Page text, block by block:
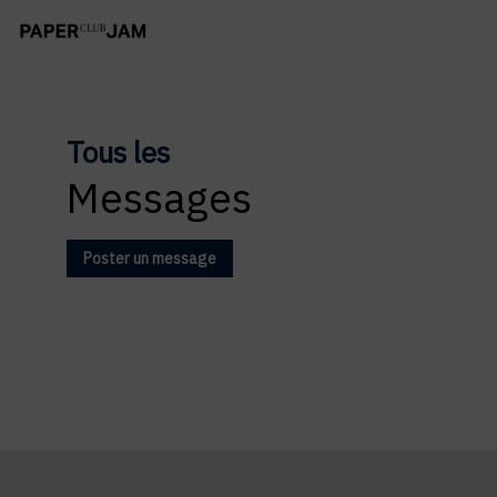
Tous les
Messages
Poster un message